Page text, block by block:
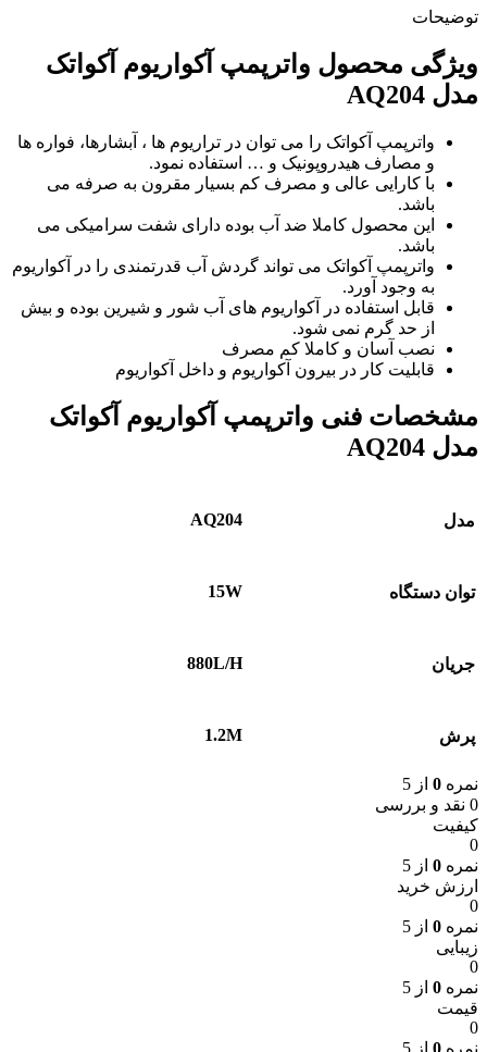
توضیحات
ویژگی محصول واترپمپ آکواریوم آکواتک
مدل AQ204
واترپمپ آکواتک را می توان در تراریوم ها ، آبشارها، فواره ها
و مصارف هیدروپونیک و … استفاده نمود.
با کارایی عالی و مصرف کم بسیار مقرون به صرفه می
باشد.
این محصول کاملا ضد آب بوده دارای شفت سرامیکی می
باشد.
واترپمپ آکواتک می تواند گردش آب قدرتمندی را در آکواریوم
به وجود آورد.
قابل استفاده در آکواریوم های آب شور و شیرین بوده و بیش
از حد گرم نمی شود.
نصب آسان و کاملا کم مصرف
قابلیت کار در بیرون آکواریوم و داخل آکواریوم
مشخصات فنی واترپمپ آکواریوم آکواتک
مدل AQ204
مدل AQ204
توان دستگاه 15W
جریان 880L/H
پرش 1.2M
نمره 0 از 5
0 نقد و بررسی
کیفیت
0
نمره 0 از 5
ارزش خرید
0
نمره 0 از 5
زیبایی
0
نمره 0 از 5
قیمت
0
نمره 0 از 5